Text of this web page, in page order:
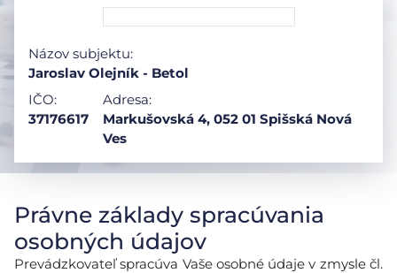
Názov subjektu:
Jaroslav Olejník - Betol
IČO:
37176617
Adresa:
Markušovská 4, 052 01 Spišská Nová
Ves
Právne základy spracúvania
osobných údajov
Prevádzkovateľ spracúva Vaše osobné údaje v zmysle čl.